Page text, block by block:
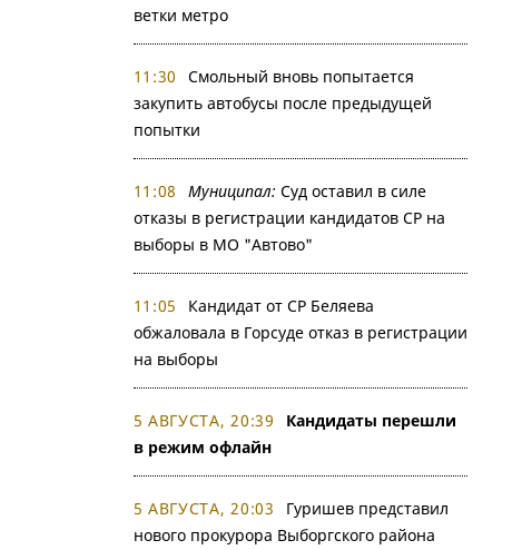
ветки метро
11:30
Смольный вновь попытается
закупить автобусы после предыдущей
попытки
11:08 Муниципал: Суд оставил в силе
отказы в регистрации кандидатов СР на
выборы в МО "Автово"
11:05
Кандидат от СР Беляева
обжаловала в Горсуде отказ в регистрации
на выборы
5 АВГУСТА, 20:39
Кандидаты перешли
в режим офлайн
5 АВГУСТА, 20:03
Гуришев представил
нового прокурора Выборгского района